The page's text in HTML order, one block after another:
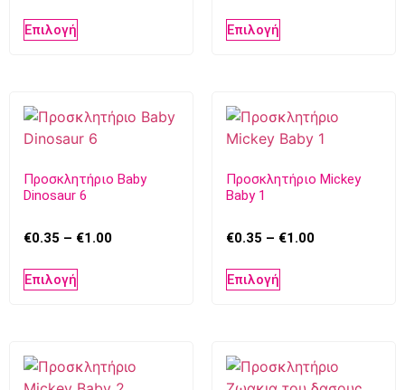
Επιλογή Επιλογή
Προσκλητήριο Baby
Dinosaur 6
€0.35 – €1.00
Επιλογή
Προσκλητήριο Mickey
Baby 1
€0.35 – €1.00
Επιλογή